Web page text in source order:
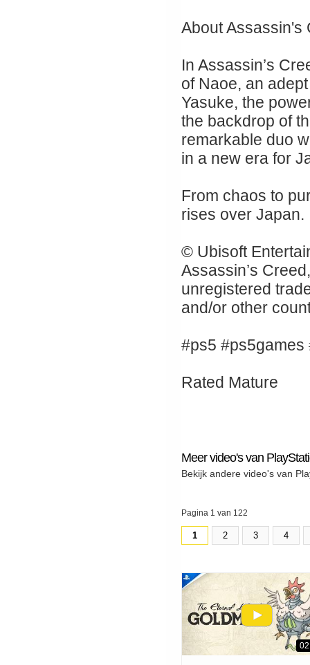
About Assassin's
In Assassin’s
of Naoe, an
Yasuke, the
the backdrop of
remarkable duo
in a new era for
From chaos to
rises over Japan.
© Ubisoft
Assassin’s
unregistered
and/or other
#ps5
Rated Mature
Meer video's van
Bekijk andere video's van
Pagina 1 van 122
1 2 3 4